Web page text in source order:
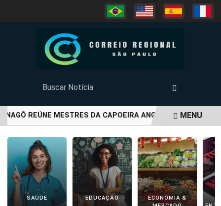
REÚNE MESTRES DA CAPOEIRA ANGOLA EM MENU
SAÚDE EDUCAÇÃO
ECONOMIA &